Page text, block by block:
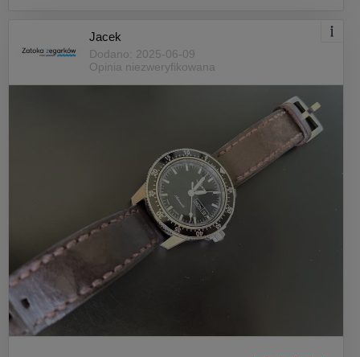
Jacek
Dodano: 2025-06-09
Opinia niezweryfikowana